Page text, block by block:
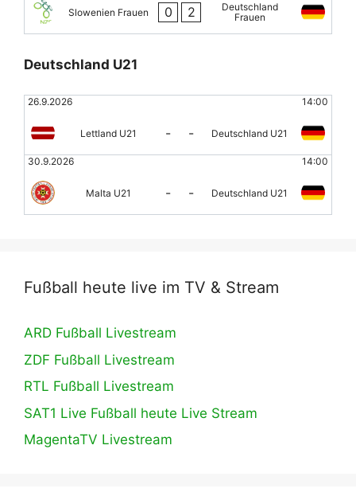
Slowenien Frauen 0 2
Deutschland
Frauen
Deutschland U21
26.9.2026 14:00
Lettland U21 - - Deutschland U21
30.9.2026 14:00
Malta U21 - - Deutschland U21
Fußball heute live im TV & Stream
ARD Fußball Livestream
ZDF Fußball Livestream
RTL Fußball Livestream
SAT1 Live Fußball heute Live Stream
MagentaTV Livestream